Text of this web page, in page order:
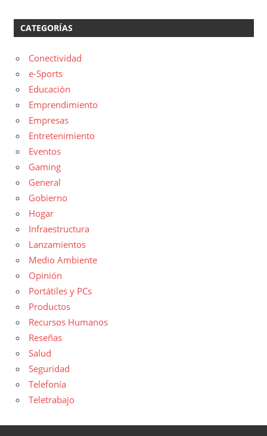
CATEGORÍAS
Conectividad
e-Sports
Educación
Emprendimiento
Empresas
Entretenimiento
Eventos
Gaming
General
Gobierno
Hogar
Infraestructura
Lanzamientos
Medio Ambiente
Opinión
Portátiles y PCs
Productos
Recursos Humanos
Reseñas
Salud
Seguridad
Telefonía
Teletrabajo